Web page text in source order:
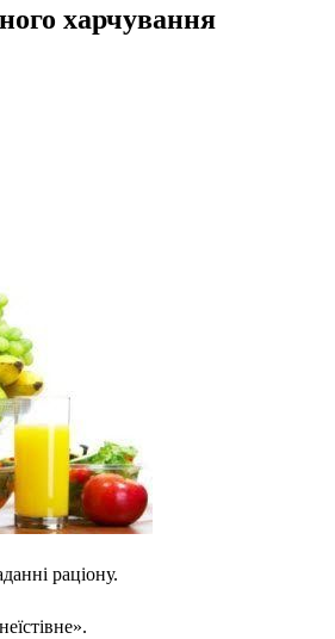
харчування
раціону.